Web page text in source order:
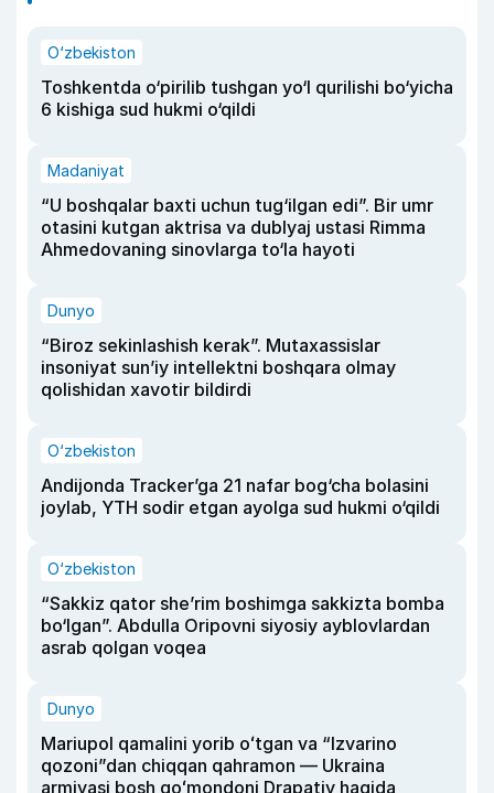
O‘zbekiston
Toshkentda o‘pirilib tushgan yo‘l qurilishi bo‘yicha
6 kishiga sud hukmi o‘qildi
Madaniyat
“U boshqalar baxti uchun tug‘ilgan edi”. Bir umr
otasini kutgan aktrisa va dublyaj ustasi Rimma
Ahmedovaning sinovlarga to‘la hayoti
Dunyo
“Biroz sekinlashish kerak”. Mutaxassislar
insoniyat sun’iy intellektni boshqara olmay
qolishidan xavotir bildirdi
O‘zbekiston
Andijonda Tracker’ga 21 nafar bog‘cha bolasini
joylab, YTH sodir etgan ayolga sud hukmi o‘qildi
O‘zbekiston
“Sakkiz qator she’rim boshimga sakkizta bomba
bo‘lgan”. Abdulla Oripovni siyosiy ayblovlardan
asrab qolgan voqea
Dunyo
Mariupol qamalini yorib oʻtgan va “Izvarino
qozoni”dan chiqqan qahramon — Ukraina
armiyasi bosh qoʻmondoni Drapatiy haqida